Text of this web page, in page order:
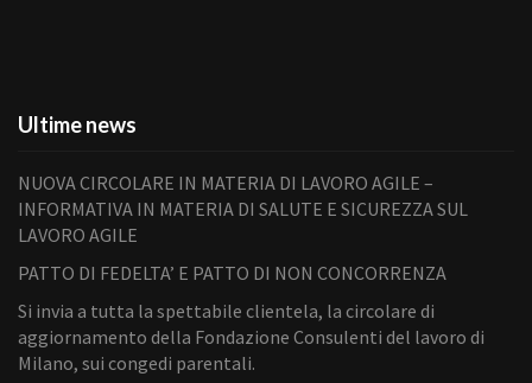
Ultime news
NUOVA CIRCOLARE IN MATERIA DI LAVORO AGILE –
INFORMATIVA IN MATERIA DI SALUTE E SICUREZZA SUL
LAVORO AGILE
PATTO DI FEDELTA’ E PATTO DI NON CONCORRENZA
Si invia a tutta la spettabile clientela, la circolare di
aggiornamento della Fondazione Consulenti del lavoro di
Milano, sui congedi parentali.